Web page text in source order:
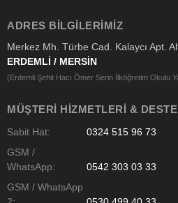
ADRES BILGILERIMIZ
Merkez Mh. Türbe Cad. Kalaycı Apt.
ERDEMLİ / MERSİN
(Erdemli Şehit Hacı Ömer Serin İlköğretim Okulu
MÜŞTERI HIZMETLERI &
Sabit Hat:
0324 515 96 73
GSM /
WhatsApp:
0542 303 03 33
GSM / WhatsApp